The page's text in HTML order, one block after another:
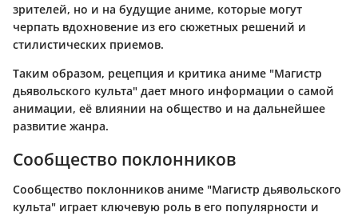
зрителей, но и на будущие аниме, которые могут
черпать вдохновение из его сюжетных решений и
стилистических приемов.
Таким образом, рецепция и критика аниме "Магистр
дьявольского культа" дает много информации о самой
анимации, её влиянии на общество и на дальнейшее
развитие жанра.
Сообщество поклонников
Сообщество поклонников аниме "Магистр дьявольского
культа" играет ключевую роль в его популярности и